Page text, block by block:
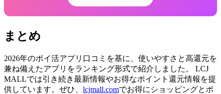
まとめ
2026年のポイ活アプリ口コミを基に、使いやすさと高還元を
兼ね備えたアプリをランキング形式で紹介しました。 LCJ
MALLでは引き続き最新情報やお得なポイント還元情報を提
供しています。ぜひ、 lcjmall.comでお得にショッピングとポ